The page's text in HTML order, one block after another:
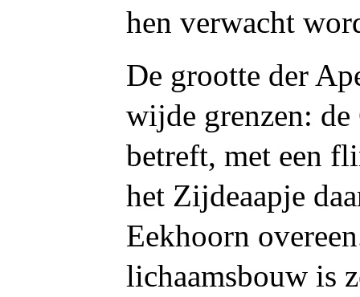
hen verwacht
De grootte der
wijde grenzen:
betreft, met een
het Zijdeaapje
Eekhoorn
lichaamsbouw is